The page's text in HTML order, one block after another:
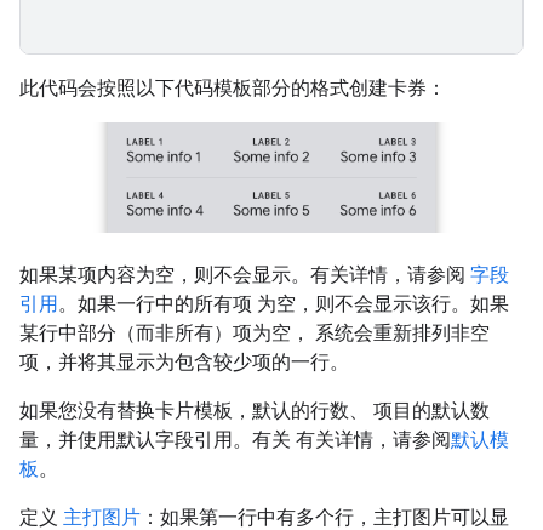
此代码会按照以下代码模板部分的格式创建卡券：
如果某项内容为空，则不会显示。有关详情，请参阅 字段
引用。如果一行中的所有项 为空，则不会显示该行。如果
某行中部分（而非所有）项为空， 系统会重新排列非空
项，并将其显示为包含较少项的一行。
如果您没有替换卡片模板，默认的行数、 项目的默认数
量，并使用默认字段引用。有关 有关详情，请参阅默认模
板。
定义 主打图片 ：如果第一行中有多个行，主打图片可以显